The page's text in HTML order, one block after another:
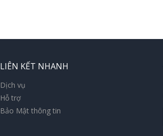
LIÊN KẾT NHANH
Dịch vụ
Hỗ trợ
Bảo Mật thông tin